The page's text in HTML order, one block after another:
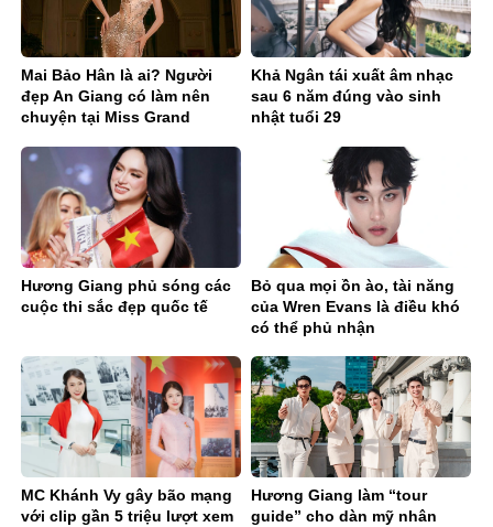
Mai Bảo Hân là ai? Người
đẹp An Giang có làm nên
chuyện tại Miss Grand
Khả Ngân tái xuất âm nhạc
sau 6 năm đúng vào sinh
nhật tuổi 29
Hương Giang phủ sóng các
cuộc thi sắc đẹp quốc tế
Bỏ qua mọi ồn ào, tài năng
của Wren Evans là điều khó
có thể phủ nhận
MC Khánh Vy gây bão mạng
với clip gần 5 triệu lượt xem
Hương Giang làm “tour
guide” cho dàn mỹ nhân